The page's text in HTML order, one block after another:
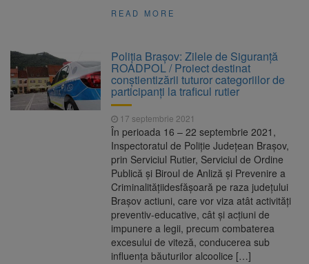
READ MORE
Poliția Brașov: Zilele de Siguranță
ROADPOL / Proiect destinat
conștientizării tuturor categoriilor de
participanți la traficul rutier
17 septembrie 2021
În perioada 16 – 22 septembrie 2021,
Inspectoratul de Poliție Județean Brașov,
prin Serviciul Rutier, Serviciul de Ordine
Publică și Biroul de Anliză și Prevenire a
Criminalitățiidesfășoară pe raza județului
Brașov actiuni, care vor viza atât activități
preventiv-educative, cât și acțiuni de
impunere a legii, precum combaterea
excesului de viteză, conducerea sub
influența băuturilor alcoolice […]